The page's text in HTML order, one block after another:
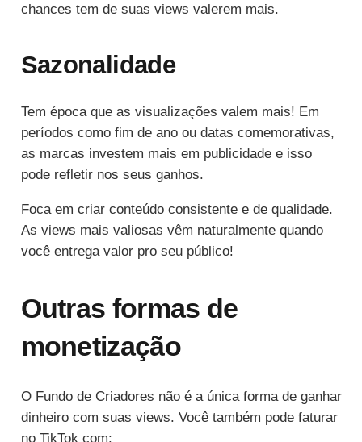
chances tem de suas views valerem mais.
Sazonalidade
Tem época que as visualizações valem mais! Em
períodos como fim de ano ou datas comemorativas,
as marcas investem mais em publicidade e isso
pode refletir nos seus ganhos.
Foca em criar conteúdo consistente e de qualidade.
As views mais valiosas vêm naturalmente quando
você entrega valor pro seu público!
Outras formas de
monetização
O Fundo de Criadores não é a única forma de ganhar
dinheiro com suas views. Você também pode faturar
no TikTok com: